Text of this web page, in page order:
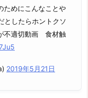
ためにこんなことや
としたらホントクソ
不適切動画 食材触
2019年5月21日